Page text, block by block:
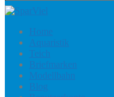
Home
Aquaristik
Teich
Briefmarken
Modellbahn
Blog